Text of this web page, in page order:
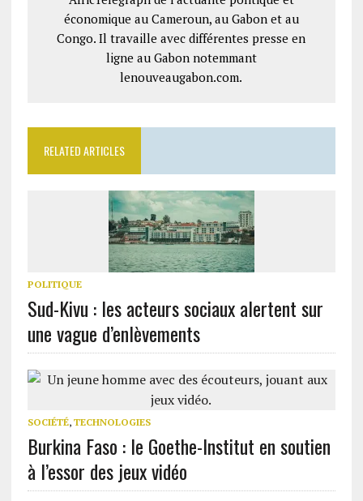
économique au Cameroun, au Gabon et au
Congo. Il travaille avec différentes presse en
ligne au Gabon notemmant
lenouveaugabon.com.
RELATED ARTICLES
POLITIQUE
Sud-Kivu : les acteurs sociaux alertent sur
une vague d’enlèvements
SOCIÉTÉ, TECHNOLOGIES
Burkina Faso : le Goethe-Institut en soutien
à l’essor des jeux vidéo